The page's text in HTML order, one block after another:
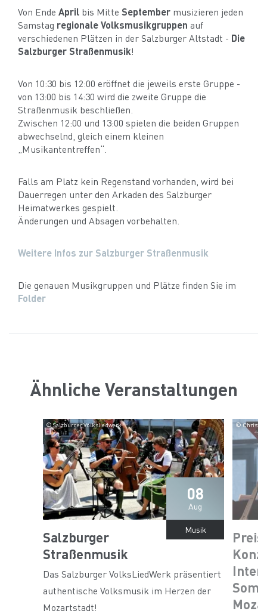
Von Ende April bis Mitte September musizieren jeden
Samstag regionale Volksmusikgruppen auf
verschiedenen Plätzen in der Salzburger Altstadt - Die
Salzburger Straßenmusik!
Von 10:30 bis 12:00 eröffnet die jeweils erste Gruppe -
von 13:00 bis 14:30 wird die zweite Gruppe die
Straßenmusik beschließen.
Zwischen 12:00 und 13:00 spielen die beiden Gruppen
abwechselnd, gleich einem kleinen
„Musikantentreffen“.
Falls am Platz kein Regenstand vorhanden, wird bei
Dauerregen unter den Arkaden des Salzburger
Heimatwerkes gespielt.
Änderungen und Absagen vorbehalten.
Weitere Infos zur Salzburger Straßenmusik
Die genauen Musikgruppen und Plätze finden Sie im
Folder
Ähnliche Veranstaltungen
08
Aug
© Salzburger Volksliedwerk
Musik
Salzburger
Straßenmusik
Das Salzburger VolksLiedWerk präsentiert
authentische Volksmusik im Herzen der
Mozartstadt!
©